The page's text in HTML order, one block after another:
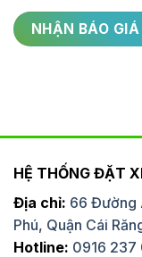
HỆ THỐNG ĐẶT
Địa chỉ: 66 Đường
Phú, Quận Cái
Hotline: 0916 237